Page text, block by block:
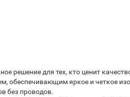
решение для тех, кто ценит
обеспечивающим яркое и четкое
без проводов.